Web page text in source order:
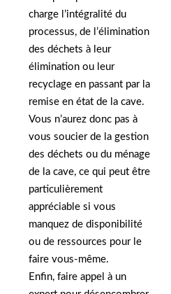
charge l’intégralité du
processus, de l’élimination
des déchets à leur
élimination ou leur
recyclage en passant par la
remise en état de la cave.
Vous n’aurez donc pas à
vous soucier de la gestion
des déchets ou du ménage
de la cave, ce qui peut être
particulièrement
appréciable si vous
manquez de disponibilité
ou de ressources pour le
faire vous-même.
Enfin, faire appel à un